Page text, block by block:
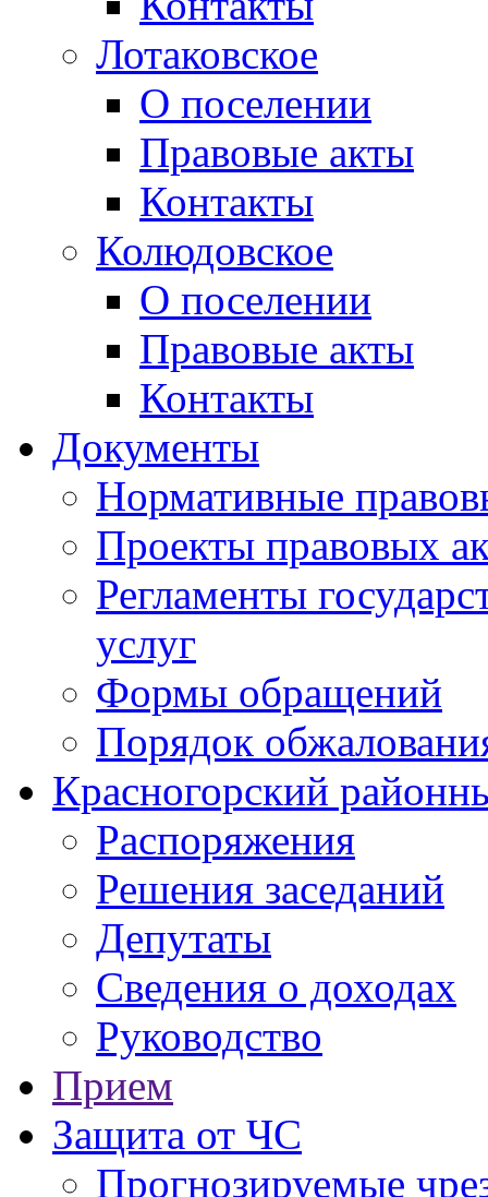
Лотаковское
О поселении
Правовые акты
Контакты
Колюдовское
О поселении
Правовые акты
Контакты
Документы
Нормативные
Проекты правовых
Регламенты
услуг
Формы обращений
Порядок
Красногорский
Распоряжения
Решения заседаний
Депутаты
Сведения о доходах
Руководство
Прием
Защита от ЧС
Прогнозируемые